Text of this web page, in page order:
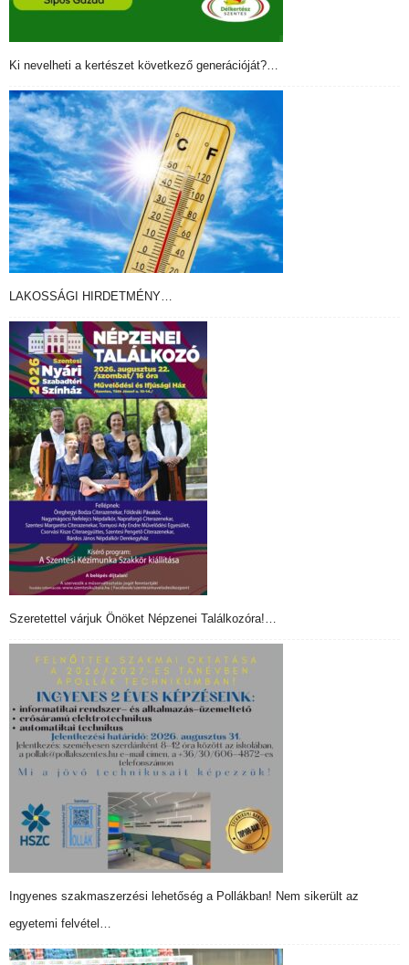
Ki nevelheti a kertészet következő generációját?…
LAKOSSÁGI HIRDETMÉNY…
Szeretettel várjuk Önöket Népzenei Találkozóra!…
Ingyenes szakmaszerzési lehetőség a Pollákban! Nem sikerült az
egyetemi felvétel…